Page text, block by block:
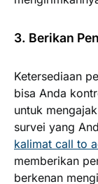
3. Berikan
Ketersediaan
bisa Anda
untuk
survei yang
kalimat call to
memberikan
berkenan